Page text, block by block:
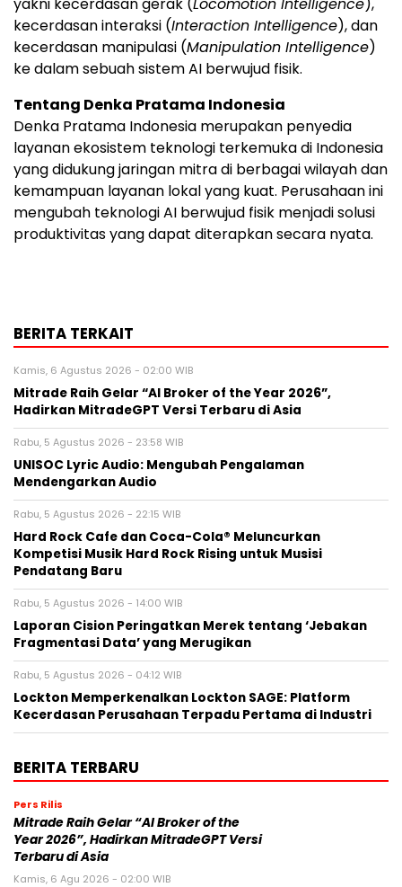
kecerdasan interaksi (Interaction Intelligence), dan
kecerdasan manipulasi (Manipulation Intelligence)
ke dalam sebuah sistem AI berwujud fisik.
Tentang Denka Pratama Indonesia
Denka Pratama Indonesia merupakan penyedia
layanan ekosistem teknologi terkemuka di Indonesia
yang didukung jaringan mitra di berbagai wilayah dan
kemampuan layanan lokal yang kuat. Perusahaan ini
mengubah teknologi AI berwujud fisik menjadi solusi
produktivitas yang dapat diterapkan secara nyata.
BERITA TERKAIT
Kamis, 6 Agustus 2026 - 02:00 WIB
Mitrade Raih Gelar “AI Broker of the Year 2026”,
Hadirkan MitradeGPT Versi Terbaru di Asia
Rabu, 5 Agustus 2026 - 23:58 WIB
UNISOC Lyric Audio: Mengubah Pengalaman
Mendengarkan Audio
Rabu, 5 Agustus 2026 - 22:15 WIB
Hard Rock Cafe dan Coca-Cola® Meluncurkan
Kompetisi Musik Hard Rock Rising untuk Musisi
Pendatang Baru
Rabu, 5 Agustus 2026 - 14:00 WIB
Laporan Cision Peringatkan Merek tentang ‘Jebakan
Fragmentasi Data’ yang Merugikan
Rabu, 5 Agustus 2026 - 04:12 WIB
Lockton Memperkenalkan Lockton SAGE: Platform
Kecerdasan Perusahaan Terpadu Pertama di Industri
BERITA TERBARU
Pers Rilis
Mitrade Raih Gelar “AI Broker of the
Year 2026”, Hadirkan MitradeGPT Versi
Terbaru di Asia
Kamis, 6 Agu 2026 - 02:00 WIB